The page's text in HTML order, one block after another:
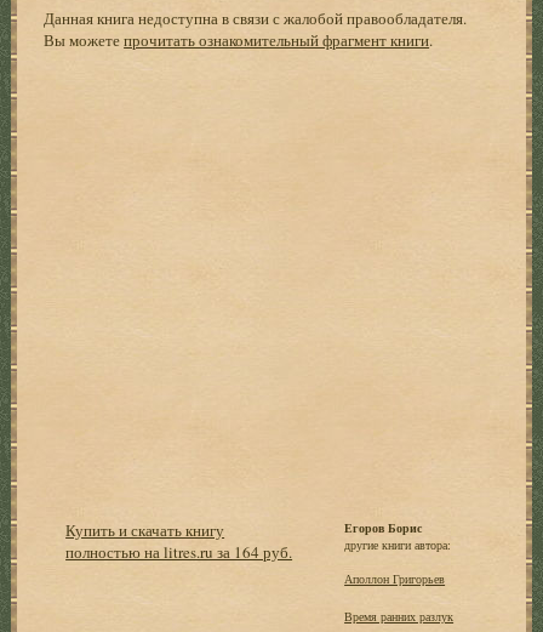
Данная книга недоступна в связи с жалобой правообладателя.
Вы можетепрочитать ознакомительный фрагмент книги.
Купить и скачать книгу
полностью на litres.ru за 164 руб.
Егоров Борис
другие книги автора:
Аполлон Григорьев
Время ранних разлук